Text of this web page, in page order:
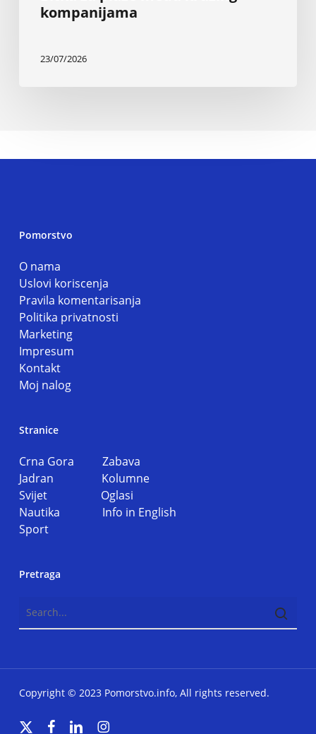
kompanijama
23/07/2026
Pomorstvo
O nama
Uslovi koriscenja
Pravila komentarisanja
Politika privatnosti
Marketing
Impresum
Kontakt
Moj nalog
Stranice
Crna Gora Zabava
Jadran Kolumne
Svijet Oglasi
Nautika Info in English
Sport
Pretraga
Copyright © 2023 Pomorstvo.info, All rights reserved.
x- facebooklinkedininstagram